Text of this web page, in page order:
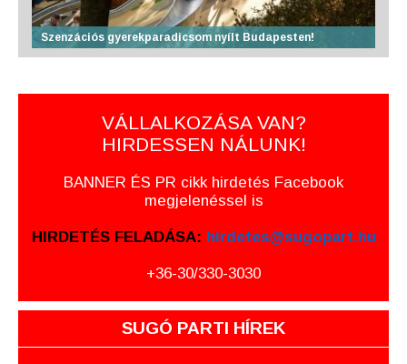
Szenzációs gyerekparadicsom nyílt Budapesten!
VÁLLALKOZÁSA VAN?
HIRDESSEN NÁLUNK!
BANNER ÉS PR cikk hirdetés Facebook
megjelenéssel is
HIRDETÉS FELADÁSA: hirdetes@sugopart.hu
+36-30/330-3030
SUGÓ PARTI HÍREK